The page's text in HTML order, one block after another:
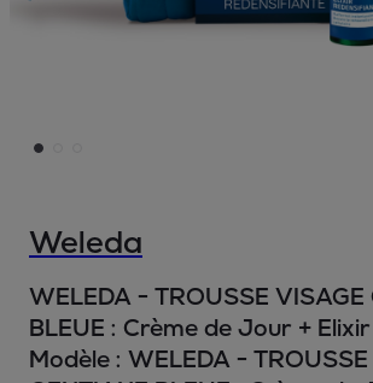
Weleda
WELEDA - TROUSSE VISAGE
BLEUE : Crème de Jour +
Modèle : WELEDA -